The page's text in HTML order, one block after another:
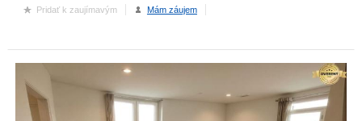
Pridať k zaujímavým Mám záujem